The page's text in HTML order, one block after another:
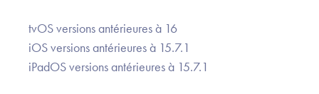
tvOS versions antérieures à 16
iOS versions antérieures à 15.7.1
iPadOS versions antérieures à 15.7.1